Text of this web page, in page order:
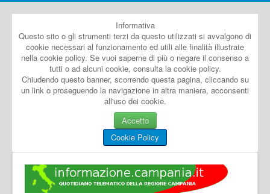
Informativa
Questo sito o gli strumenti terzi da questo utilizzati si avvalgono di
cookie necessari al funzionamento ed utili alle finalità illustrate
nella cookie policy. Se vuoi saperne di più o negare il consenso a
tutti o ad alcuni cookie, consulta la cookie policy.
Chiudendo questo banner, scorrendo questa pagina, cliccando su
un link o proseguendo la navigazione in altra maniera, acconsenti
all'uso dei cookie.
Accetto
Cookie Policy